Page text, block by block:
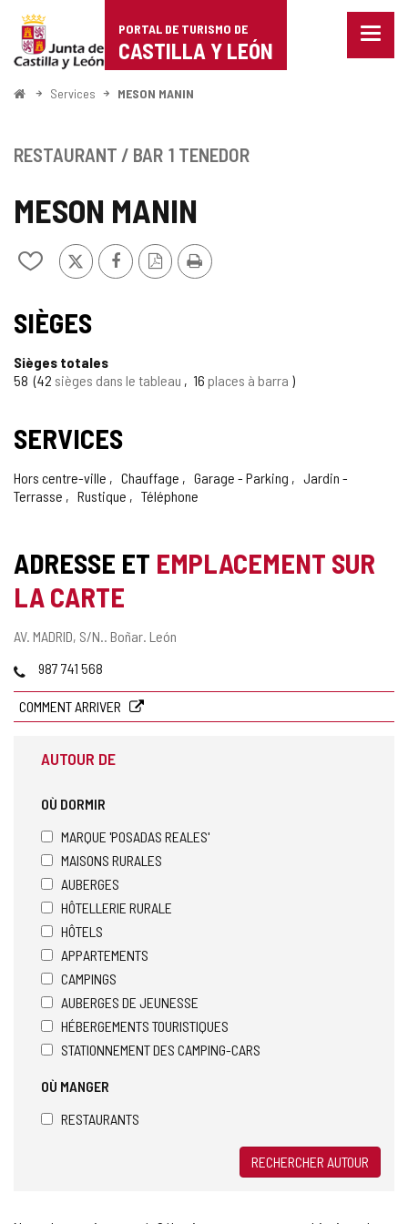
Portal
de
Turismo
Castilla
León
PORTAL DE TURISMO DE
CASTILLA Y LEÓN
Menu
<
Services MESON MANIN
MESON MANIN
Ajouter/retirer
de
cahiers
X FacebookVersion
PDF
Imprimer
RESTAURANT / BAR 1 TENEDOR
SIÈGES
Sièges totales
58 42 sièges dans le tableau 16 places à barra
SERVICES
Hors centre-ville Chauffage Garage - Parking
Jardin -
Terrasse
Rustique Téléphone
ADRESSE ET EMPLACEMENT SUR
LA CARTE
Adresse
AV. MADRID, S/N.. Boñar. León
Téléphones
987 741 568
COMMENT ARRIVER
AUTOUR DE
OÙ DORMIR
MARQUE 'POSADAS REALES'
MAISONS RURALES
AUBERGES
HÔTELLERIE RURALE
HÔTELS
APPARTEMENTS
CAMPINGS
AUBERGES DE JEUNESSE
HÉBERGEMENTS TOURISTIQUES
STATIONNEMENT DES CAMPING-CARS
OÙ MANGER
RESTAURANTS
RECHERCHER AUTOUR